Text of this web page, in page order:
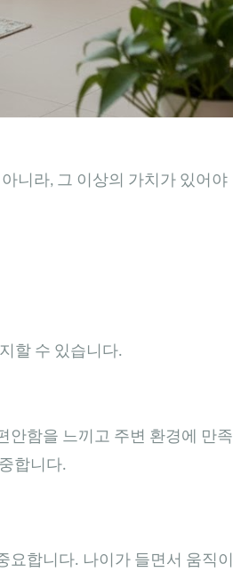
니라, 그 이상의 가치가 있어야
할 수 있습니다.
안함을 느끼고 주변 환경에 만족
합니다.
합니다. 나이가 들면서 움직이